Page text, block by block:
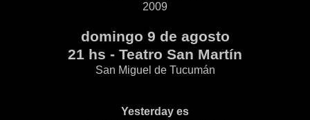
2009
domingo 9 de agosto
21 hs - Teatro San Martín
San Miguel de Tucumán
Yesterday es